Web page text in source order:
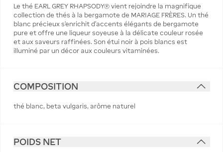
Le thé EARL GREY RHAPSODY® vient rejoindre la magnifique
collection de thés à la bergamote de MARIAGE FRÈRES. Un thé
blanc précieux s’enrichit d’accents élégants de bergamote
pure et offre une liqueur soyeuse à la délicate couleur rosée
et aux saveurs raffinées. Son étui noir à pois blancs est
illuminé par un décor aux couleurs vitaminées.
COMPOSITION
thé blanc, beta vulgaris, arôme naturel
POIDS NET